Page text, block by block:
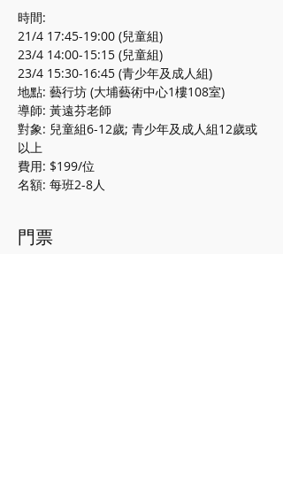
時間:
21/4 17:45-19:00 (兒童組)
23/4 14:00-15:15 (兒童組)
23/4 15:30-16:45 (青少年及成人組)
地點: 藝行坊 (大埔藝術中心1樓108室)
導師: 黃遠芬老師
對象: 兒童組6-12歲; 青少年及成人組12歲或
以上
費用: $199/位
名額: 每班2-8人
門票